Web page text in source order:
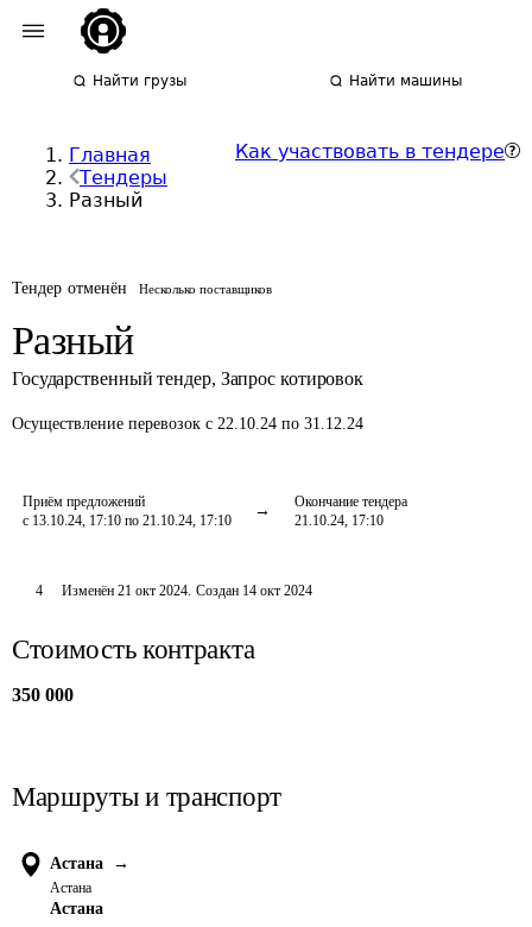
Найти грузы Найти машины
Главная
Тендеры
Разный
Как участвовать в тендере
Тендер отменён Несколько поставщиков
Разный
Государственный тендер, Запрос котировок
Осуществление перевозок с 22.10.24 по 31.12.24
Приём предложений
с 13.10.24, 17:10 по 21.10.24, 17:10
Окончание тендера
21.10.24, 17:10
4 Изменён 21 окт 2024. Создан 14 окт 2024
Стоимость контракта
350 000
Маршруты и транспорт
Астана →
Астана
Астана